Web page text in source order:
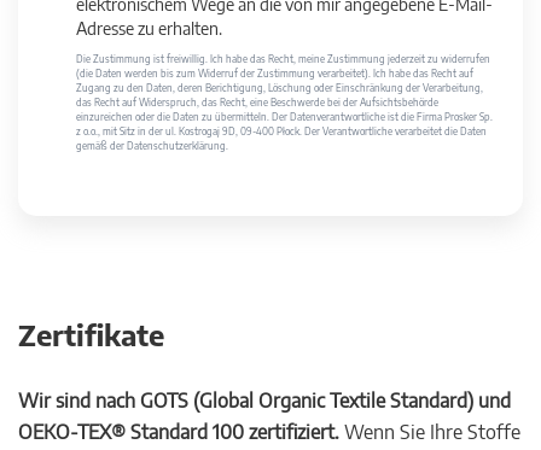
elektronischem Wege an die von mir angegebene E-Mail-
Adresse zu erhalten.
Die Zustimmung ist freiwillig. Ich habe das Recht, meine Zustimmung jederzeit zu widerrufen
(die Daten werden bis zum Widerruf der Zustimmung verarbeitet). Ich habe das Recht auf
Zugang zu den Daten, deren Berichtigung, Löschung oder Einschränkung der Verarbeitung,
das Recht auf Widerspruch, das Recht, eine Beschwerde bei der Aufsichtsbehörde
einzureichen oder die Daten zu übermitteln. Der Datenverantwortliche ist die Firma Prosker Sp.
z o.o., mit Sitz in der ul. Kostrogaj 9D, 09-400 Płock. Der Verantwortliche verarbeitet die Daten
gemäß der Datenschutzerklärung.
Zertifikate
Wir sind nach GOTS (Global Organic Textile Standard) und
OEKO-TEX® Standard 100 zertifiziert. Wenn Sie Ihre Stoffe